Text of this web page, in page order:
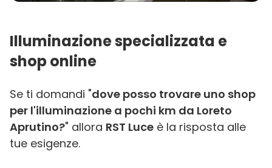
Illuminazione specializzata e
shop online
Se ti domandi "dove posso trovare uno shop
per l'illuminazione a pochi km da Loreto
Aprutino?" allora RST Luce è la risposta alle
tue esigenze.